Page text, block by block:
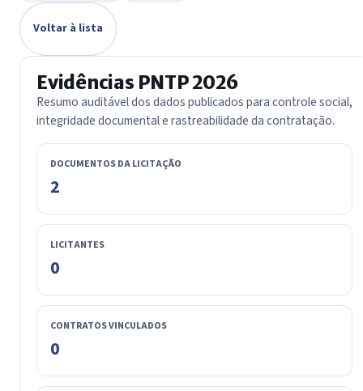
Voltar à lista
Evidências PNTP 2026
Resumo auditável dos dados publicados para controle social,
integridade documental e rastreabilidade da contratação.
DOCUMENTOS DA LICITAÇÃO
2
LICITANTES
0
CONTRATOS VINCULADOS
0